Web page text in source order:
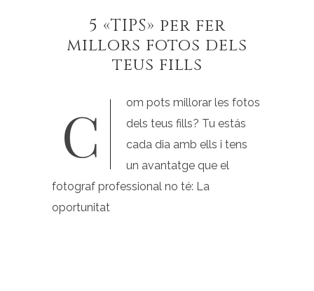
5 «TIPS» per fer
millors fotos dels
teus fills
Com pots millorar les fotos
dels teus fills? Tu estás
cada dia amb ells i tens
un avantatge que el
fotograf professional no té: La
oportunitat